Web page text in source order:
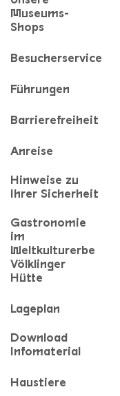
Museums-
Shops
Besucherservice
Führungen
Barrierefreiheit
Anreise
Hinweise zu
Ihrer Sicherheit
Gastronomie
im
Weltkulturerbe
Völklinger
Hütte
Lageplan
Download
Infomaterial
Haustiere